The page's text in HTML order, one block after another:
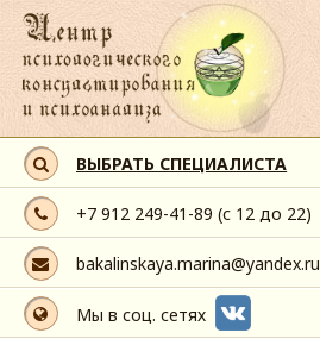
ВЫБРАТЬ СПЕЦИАЛИСТА
+7 912 249-41-89 (с 12 до 22)
bakalinskaya.marina@yandex.ru
Мы в соц. сетях